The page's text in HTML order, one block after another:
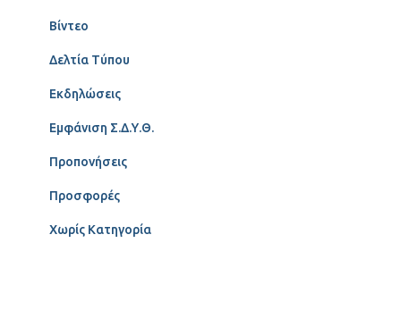
Βίντεο
Δελτία Τύπου
Εκδηλώσεις
Εμφάνιση Σ.Δ.Υ.Θ.
Προπονήσεις
Προσφορές
Χωρίς Κατηγορία